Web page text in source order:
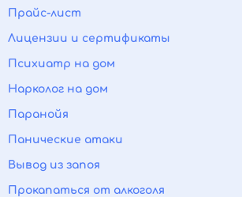
Прайс-лист
Лицензии и сертификаты
Психиатр на дом
Нарколог на дом
Паранойя
Панические атаки
Вывод из запоя
Прокапаться от алкоголя